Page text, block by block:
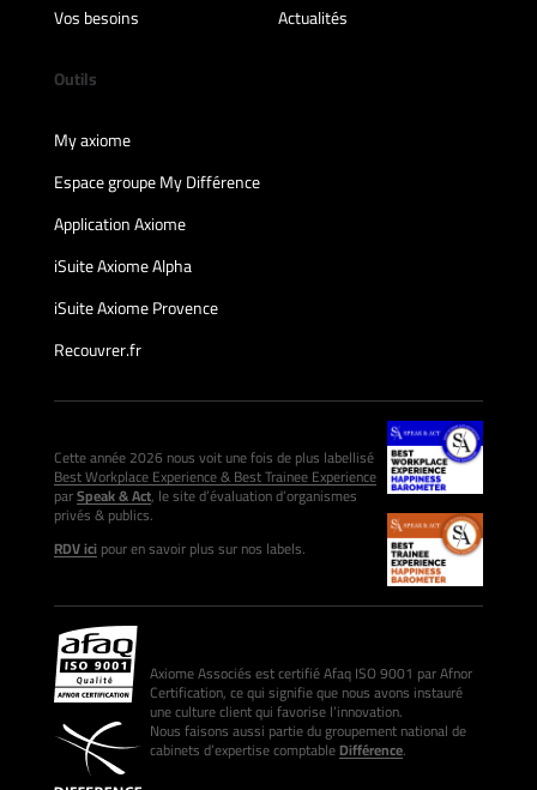
Vos besoins
Actualités
Outils
My axiome
Espace groupe My Différence
Application Axiome
iSuite Axiome Alpha
iSuite Axiome Provence
Recouvrer.fr
Cette année 2026 nous voit une fois de plus labellisé
Best Workplace Experience & Best Trainee Experience
parSpeak & Act, le site d’évaluation d’organismes
privés & publics.
RDV icipour en savoir plus sur nos labels.
Axiome Associés est certifié Afaq ISO 9001 par Afnor
Certification, ce qui signifie que nous avons instauré
une culture client qui favorise l’innovation.
Nous faisons aussi partie du groupement national de
cabinets d’expertise comptableDifférence.